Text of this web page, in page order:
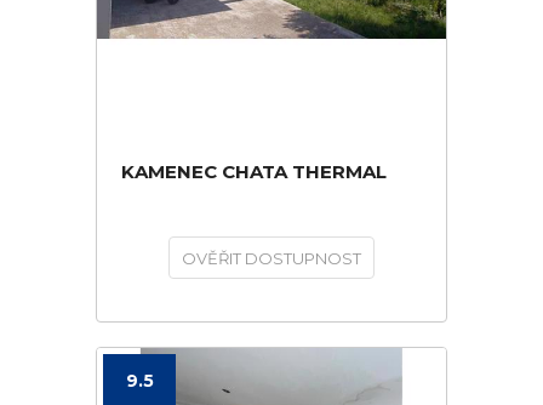
KAMENEC CHATA THERMAL
OVĚŘIT DOSTUPNOST
9.5